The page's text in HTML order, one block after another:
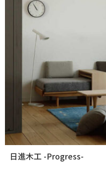
日進木工 -Progress-